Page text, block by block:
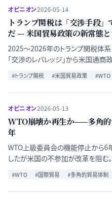
オピニオン2026-05-14
トランプ関税は「交渉手段」
だ — 米国貿易政策の新常態
2025〜2026年のトランプ関税体系
「交渉のレバレッジ」から米国通商
る。WTO体制の形骸化、サプライ
護主義連鎖という三つの構造変化
かつ永続的なインパクトを論じる。
#トランプ関税 #米国貿易政策 #WTO
オピニオン2026-05-13
WTO崩壊か再生か——多角
年
WTO上級委員会の機能停止から6
したが米国の不参加が改革を阻む
#WTO #国際貿易 #多角的貿易体制